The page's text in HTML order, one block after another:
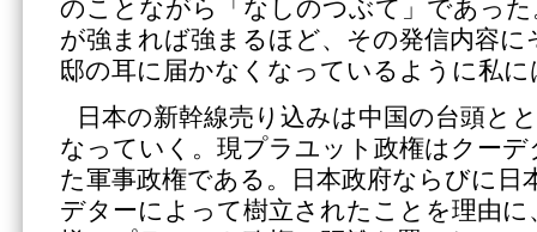
のことながら「なしのつぶて」であっ
が強まれば強まるほど、その発信内容
邸の耳に届かなくなっているように私
日本の新幹線売り込みは中国の台頭と
なっていく。現プラユット政権はクー
た軍事政権である。日本政府ならびに日
デターによって樹立されたことを理由に